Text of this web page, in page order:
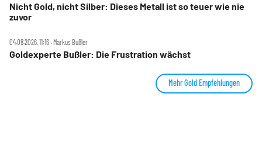
Nicht Gold, nicht Silber: Dieses Metall ist so teuer wie nie
zuvor
04.08.2026, 11:16 ‧ Markus Bußler
Goldexperte Bußler: Die Frustration wächst
Mehr Gold Empfehlungen